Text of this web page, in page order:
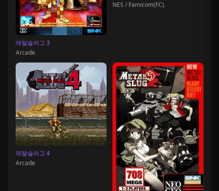
메탈슬러그 3
Arcade
NES / Famicom(FC)
메탈슬러그 4
Arcade